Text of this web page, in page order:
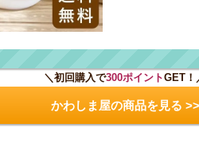
＼初回購入で300ポイントGET！
かわしま屋の商品を見る >>